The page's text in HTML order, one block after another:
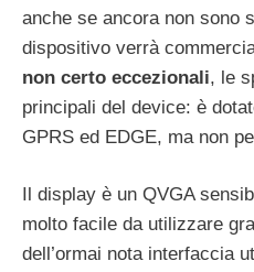
anche se ancora non sono
dispositivo verrà
non certo eccezionali, le
principali del device: è
GPRS ed EDGE, ma non
Il display è un QVGA
molto facile da utilizzare
dell’ormai nota interfaccia